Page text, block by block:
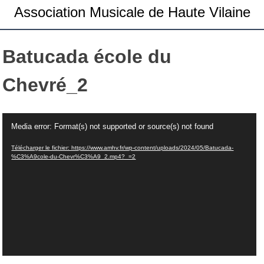
Association Musicale de Haute Vilaine
Batucada école du
Chevré_2
Media error: Format(s) not supported or source(s) not found
Télécharger le fichier: https://www.amhv.fr/wp-content/uploads/2024/05/Batucada-
%C3%A9cole-du-Chevr%C3%A9_2.mp4?_=2